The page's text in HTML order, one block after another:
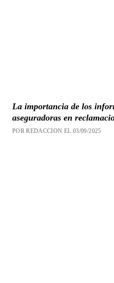
La importancia de los
aseguradoras en
POR REDACCION EL 03/09/2025